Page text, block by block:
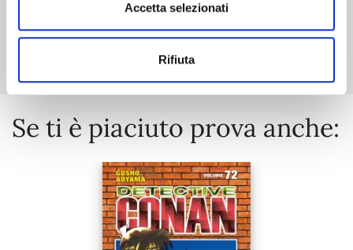
Accetta selezionati
Rifiuta
Mostra tutto
Se ti è piaciuto prova anche: